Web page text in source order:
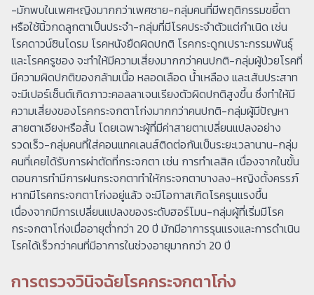
-มักพบในเพศหญิงมากกว่าเพศชาย-กลุ่มคนที่มีพฤติกรรมขยี้ตา
หรือใช้นิ้วกดลูกตาเป็นประจำ-กลุ่มที่มีโรคประจำตัวแต่กำเนิด เช่น
โรคดาวน์ซินโดรม โรคหนังยืดผิดปกติ โรคกระดูกเปราะกรรมพันธุ์
และโรคครูซอง จะทำให้มีความเสี่ยงมากกว่าคนปกติ-กลุ่มผู้ป่วยโรคที่
มีความผิดปกติของกล้ามเนื้อ หลอดเลือด น้ำเหลือง และเส้นประสาท
จะมีเปอร์เซ็นต์เกิดภาวะคอลลาเจนเรียงตัวผิดปกติสูงขึ้น ซึ่งทำให้มี
ความเสี่ยงของโรคกระจกตาโก่งมากกว่าคนปกติ-กลุ่มผู้มีปัญหา
สายตาเอียงหรือสั้น โดยเฉพาะผู้ที่มีค่าสายตาเปลี่ยนแปลงอย่าง
รวดเร็ว-กลุ่มคนที่ใส่คอนแทคเลนส์ติดต่อกันเป็นระยะเวลานาน-กลุ่ม
คนที่เคยได้รับการผ่าตัดที่กระจกตา เช่น การทำเลสิค เนื่องจากในขั้น
ตอนการทำมีการฝนกระจกตาทำให้กระจกตาบางลง-หญิงตั้งครรภ์
หากมีโรคกระจกตาโก่งอยู่แล้ว จะมีโอกาสเกิดโรครุนแรงขึ้น
เนื่องจากมีการเปลี่ยนแปลงของระดับฮอร์โมน-กลุ่มผู้ที่เริ่มมีโรค
กระจกตาโก่งเมื่ออายุต่ำกว่า 20 ปี มักมีอาการรุนแรงและการดำเนิน
โรคได้เร็วกว่าคนที่มีอาการในช่วงอายุมากกว่า 20 ปี
การตรวจวินิจฉัยโรคกระจกตาโก่ง